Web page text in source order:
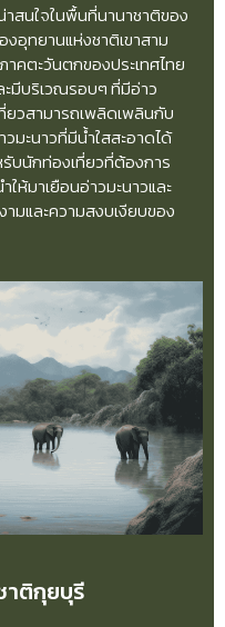
สนใจในพื้นที่นานาชาติของ
อุทยานแห่งชาติเขาสาม
คตะวันตกของประเทศไทย
มีบริเวณรอบๆ ที่มีอ่าว
ยวสามารถเพลิดเพลินกับ
วมะนาวที่มีน้ำใสสะอาดได้
บนักท่องเที่ยวที่ต้องการ
ห้มาเยือนอ่าวมะนาวและ
มและความสงบเงียบของ
าติกุยบุรี